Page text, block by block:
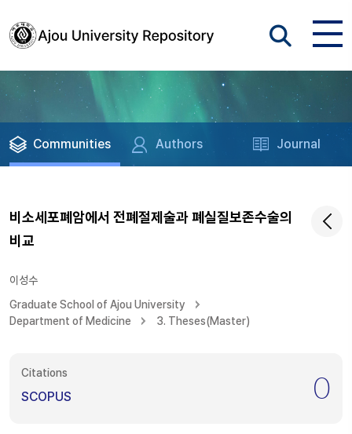
Communities Authors Journal
비소세포폐암에서 전폐절제술과 폐실질보존수술의
비교
이성수
Graduate School of Ajou University
Department of Medicine
3. Theses(Master)
Citations
SCOPUS 0